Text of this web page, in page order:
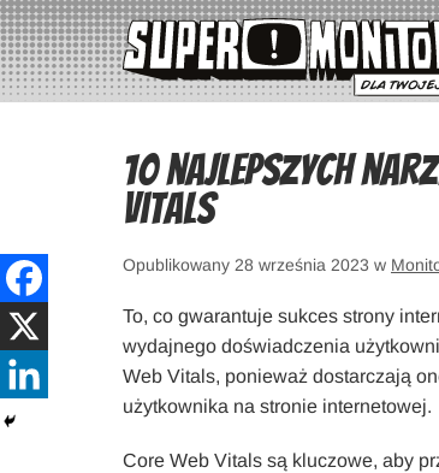
10 najlepszych
Vitals
Opublikowany 28 września 2023 w
To, co gwarantuje sukces strony
wydajnego doświadczenia
Web Vitals, ponieważ dostarczają
użytkownika na stronie internetowej.
Core Web Vitals są kluczowe, aby